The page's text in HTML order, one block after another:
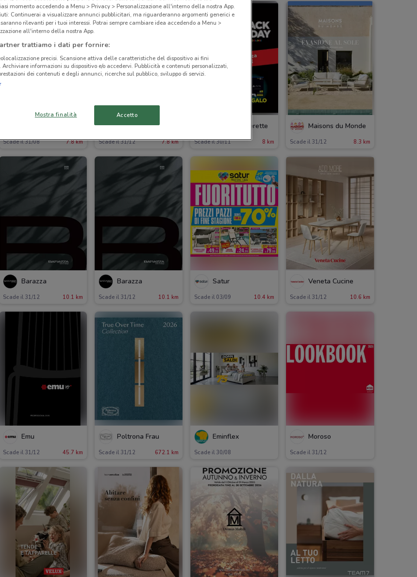
Scade il 31/08 7.8 km
Roche Bobois
Scade il 31/12 7.8 km
Mondo Camerette
Scade il 30/11 8 km
Maisons du Monde
Scade il 31/12 8.3 km
Barazza
Scade il 31/12 10.1 km
Barazza
Scade il 31/12 10.1 km
Satur
Scade il 03/09 10.4 km
Veneta Cucine
Scade il 31/12 10.6 km
Emu
Scade il 31/12 45.7 km
Poltrona Frau
Scade il 31/12 672.1 km
Eminflex
Scade il 30/08
Moroso
Scade il 31/12
momento accedendo a Menu > Privacy > Personalizzazione all'interno della nostra App.
Continuerai a visualizzare annunci pubblicitari, ma riguarderanno argomenti generici e
rilevanti per i tuoi interessi. Potrai sempre cambiare idea accedendo a Menu >
all'interno della nostra App.
trattiamo i dati per fornire:
precisi. Scansione attiva delle caratteristiche del dispositivo ai fini
Archiviare informazioni su dispositivo e/o accedervi. Pubblicità e contenuti personalizzati,
dei contenuti e degli annunci, ricerche sul pubblico, sviluppo di servizi.
Mostra finalità Accetto